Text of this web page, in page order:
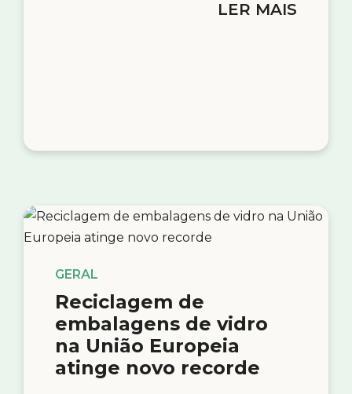
LER MAIS
GERAL
Reciclagem de
embalagens de vidro
na União Europeia
atinge novo recorde